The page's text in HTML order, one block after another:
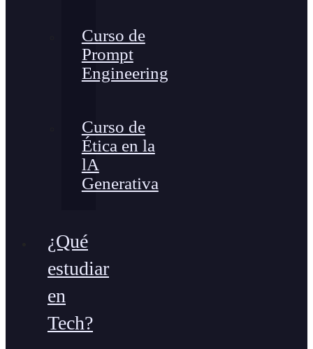
Curso de
Prompt
Engineering
Curso de
Ética en la
lA
Generativa
¿Qué
estudiar
en
Tech?